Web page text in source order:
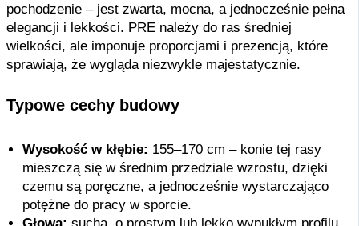
pochodzenie – jest zwarta, mocna, a jednocześnie pełna
elegancji i lekkości. PRE należy do ras średniej
wielkości, ale imponuje proporcjami i prezencją, które
sprawiają, że wygląda niezwykle majestatycznie.
Typowe cechy budowy
Wysokość w kłębie: 155–170 cm – konie tej rasy
mieszczą się w średnim przedziale wzrostu, dzięki
czemu są poręczne, a jednocześnie wystarczająco
potężne do pracy w sporcie.
Głowa: sucha, o prostym lub lekko wypukłym profilu